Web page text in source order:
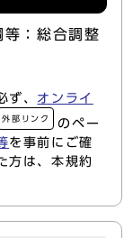
等：総合調整
ず、 オンライ
外部リンク
のペー
を事前にご確
方は、本規約